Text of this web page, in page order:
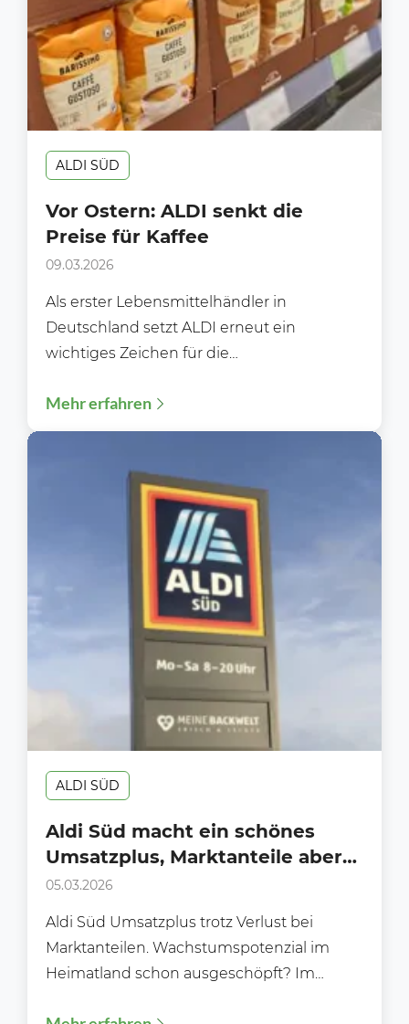
ALDI SÜD
Vor Ostern: ALDI senkt die
Preise für Kaffee
09.03.2026
Als erster Lebensmittelhändler in
Deutschland setzt ALDI erneut ein
wichtiges Zeichen für die
Zahlreiche Kaffeeartikel der ALDI-
Eigenmarke BARISSIMO werden...
Mehr erfahren
ALDI SÜD
Aldi Süd macht ein schönes
Umsatzplus, Marktanteile aber
unter druck
05.03.2026
Aldi Süd Umsatzplus trotz Verlust bei
Marktanteilen. Wachstumspotenzial im
Heimatland schon ausgeschöpft? Im